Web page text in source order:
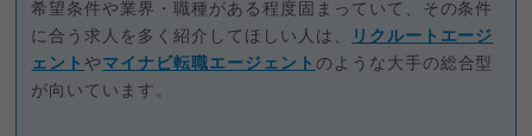
希望条件や業界・職種がある程度固まっていて、その条件
に合う求人を多く紹介してほしい人は、
リクルートエージ
ェント や マイナビ転職エージェント のような大手の総合型
が向いています。